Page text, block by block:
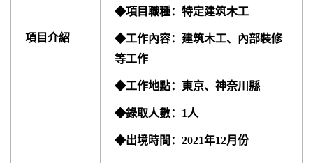
項 目介紹
◆項目職種：特定建筑木工
◆工作內容：建筑木工、內部裝修
等工作
◆工作地點：東京、神奈川縣
◆錄取人數：1人
◆出境時間：2021年12月份